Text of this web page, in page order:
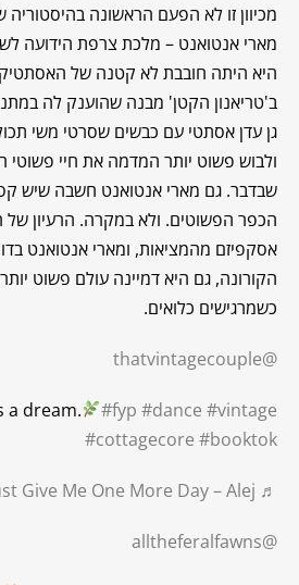
מכיוון זו לא הפעם הראשונה
מארי אנטואנט – מלכת צרפת הידועה
היא היתה חובבת לא קטנה של
ב'טריאנון הקטן' מבנה שהוענק לה
גן עדן אסתטי עם כבשים שסרטי משי
ולבוש פשוט יותר המדמה את חיי פשוטי
שבדבר. גם מארי אנטואנט חשבה שיש
הכפר הפשוטים. ולא במקרה. הרעיון של
אסקפיזם מהמציאות, ומארי אנטואנט
הקורונה, גם היא דמיינה עולם פשוט
כשמרגישים כלואים.
@thatvintagecouple
a dream. #fyp #dance #vintage
#cottagecore #booktok
♬ Just Give Me One More Day – Alej
@alltheferalfawns